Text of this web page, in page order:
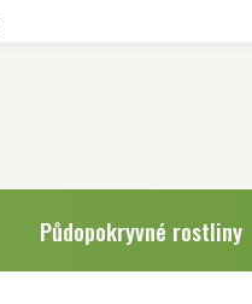
Půdopokryvné rostliny